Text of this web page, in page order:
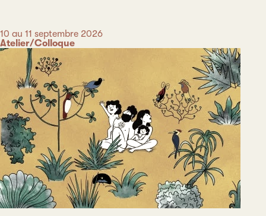
Date
10 au 11 septembre 2026
Catégorie
Atelier/Colloque